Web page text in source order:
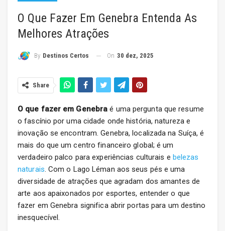
O Que Fazer Em Genebra Entenda As
Melhores Atrações
By Destinos Certos On 30 dez, 2025
Share
O que fazer em Genebra é uma pergunta que resume
o fascínio por uma cidade onde história, natureza e
inovação se encontram. Genebra, localizada na Suíça, é
mais do que um centro financeiro global; é um
verdadeiro palco para experiências culturais e belezas
naturais. Com o Lago Léman aos seus pés e uma
diversidade de atrações que agradam dos amantes de
arte aos apaixonados por esportes, entender o que
fazer em Genebra significa abrir portas para um destino
inesquecível.